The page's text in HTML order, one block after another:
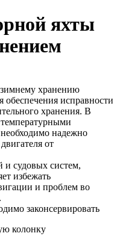
яхты
зимнему хранению
обеспечения исправности
хранения. В
надежно
от
и судовых систем,
избежать
и проблем во
законсервировать
колонку